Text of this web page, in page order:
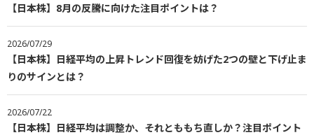
【日本株】8月の反騰に向けた注目ポイントは？
2026/07/29
【日本株】日経平均の上昇トレンド回復を妨げた2つの壁と下げ止ま
りのサインとは？
2026/07/22
【日本株】日経平均は調整か、それとももち直しか？注目ポイント